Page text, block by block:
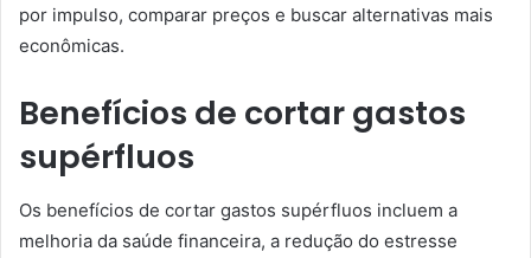
por impulso, comparar preços e buscar alternativas mais
econômicas.
Benefícios de cortar gastos
supérfluos
Os benefícios de cortar gastos supérfluos incluem a
melhoria da saúde financeira, a redução do estresse